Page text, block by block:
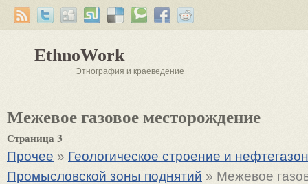
EthnoWork
Этнография и краеведение
Межевое газовое месторождение
Страница 3
Прочее » Геологическое строение и
Промысловской зоны поднятий » Межевое